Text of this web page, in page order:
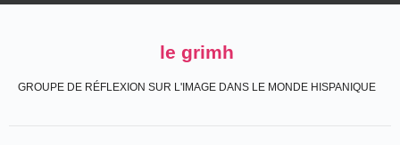
le grimh
GROUPE DE RÉFLEXION SUR L'IMAGE DANS LE MONDE HISPANIQUE